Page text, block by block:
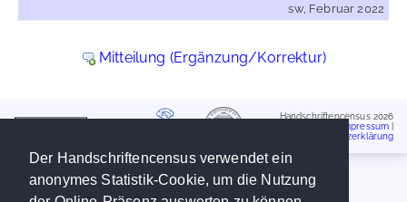
Der Handschriftencensus verwendet ein
anonymes Statistik-Cookie, um die Nutzung
sw, Februar 2022
Mitteilung (Ergänzung/Korrektur)
Handschriftencensus 2026
Impressum
Datenschutzerklärung